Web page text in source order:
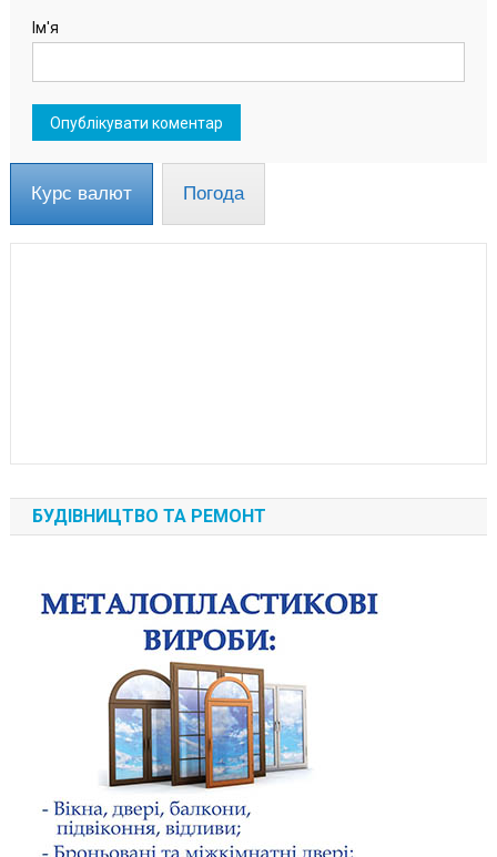
Ім'я
Курс валют Погода
БУДІВНИЦТВО ТА РЕМОНТ